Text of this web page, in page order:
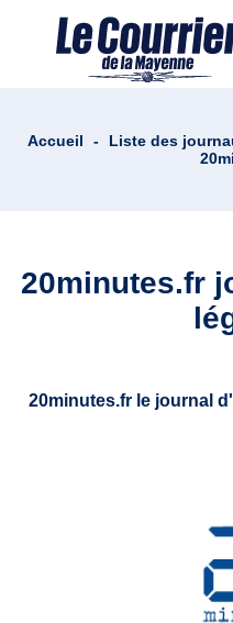
Accueil - Liste des
20minutes.fr
20minutes.fr le journal